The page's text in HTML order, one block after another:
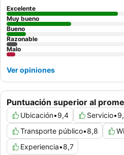
Puntuación superior al
Ubicación•9,4 Servicio•
Transporte público•8,8
Experiencia•8,7
Excelente
Muy bueno
Bueno
Razonable
Malo
Ver opiniones